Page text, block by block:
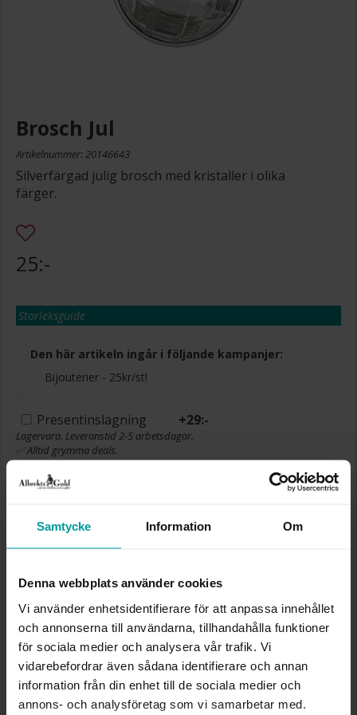
Samtycke Information Om
Denna webbplats använder cookies
Vi använder enhetsidentifierare för att anpassa innehållet
och annonserna till användarna, tillhandahålla funktioner
för sociala medier och analysera vår trafik. Vi
vidarebefordrar även sådana identifierare och annan
information från din enhet till de sociala medier och
annons- och analysföretag som vi samarbetar med.
Brosch Jul
Artikelnummer: 20146643
Silverfärgad julig brosch med kristaller i olika
färger.
25:-
Storleksguide
Den här artikeln ingår i följande kampanjer:
Bijouterier - 25kr/st!
Presentinslagning +29:-
Lagervara. Leveranstid 2-5 arbetsdagar.
✅ Alltid grymma deals.
✅ Öppet köp i 30 dagar vid onlineköp.
✅ Fri frakt till ombud vid köp över 500 kr.
LÄGG I VARUKORGEN
INFO
DIAMETER CA (CM)
5,6 x 3,9
VARUMÄRKE
Albrekts Guld
MATERIAL
Metall, Silverfärgad